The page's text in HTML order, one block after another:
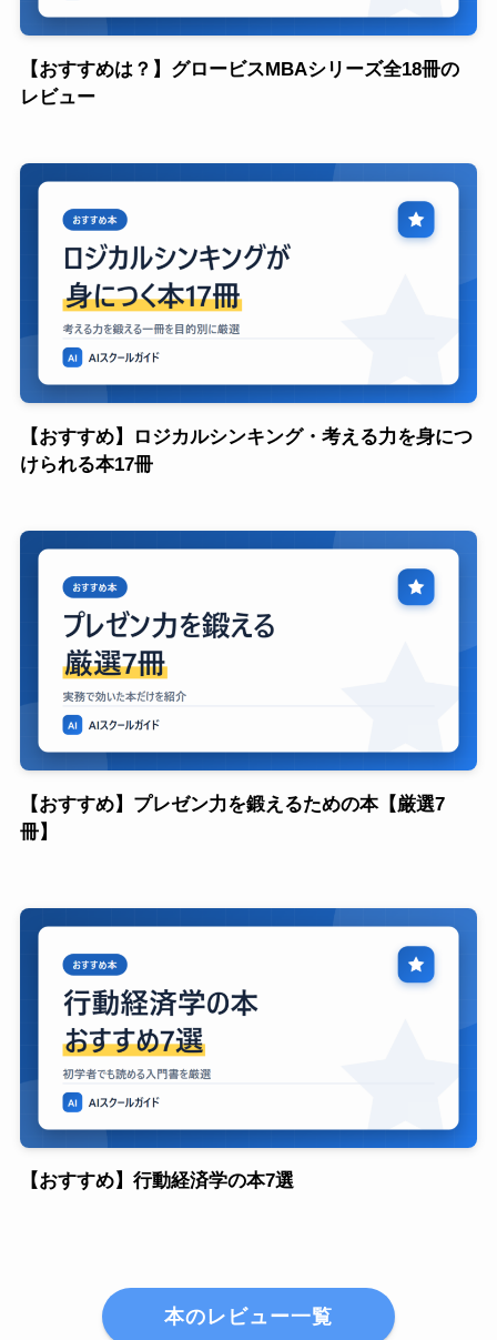
【おすすめは？】グロービスMBAシリーズ全18冊の
レビュー
【おすすめ】ロジカルシンキング・考える力を身につ
けられる本17冊
【おすすめ】プレゼン力を鍛えるための本【厳選7
冊】
【おすすめ】行動経済学の本7選
本のレビュー一覧